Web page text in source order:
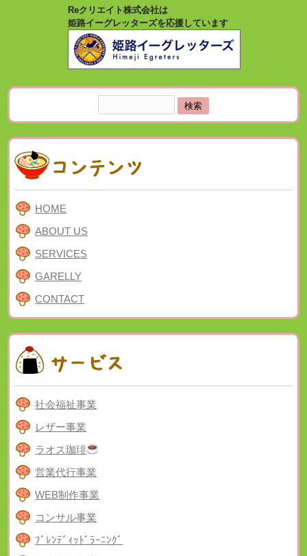
Reクリエイト株式会社は
姫路イーグレッターズを応援しています
索:
HOME
ABOUT US
SERVICES
GARELLY
CONTACT
社会福祉事業
レザー事業
ラオス珈琲
営業代行事業
WEB制作事業
コンサル事業
ﾌﾞﾚﾝﾃﾞｨｯﾄﾞﾗｰﾆﾝｸﾞ